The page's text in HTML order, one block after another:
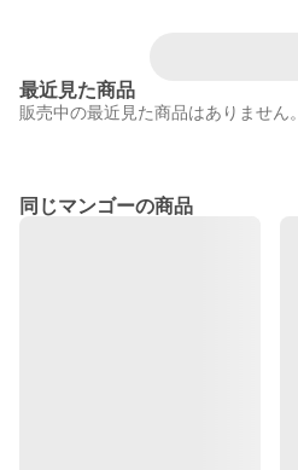
最近見た商品
販売中の最近見た商品はありません。
同じマンゴーの商品